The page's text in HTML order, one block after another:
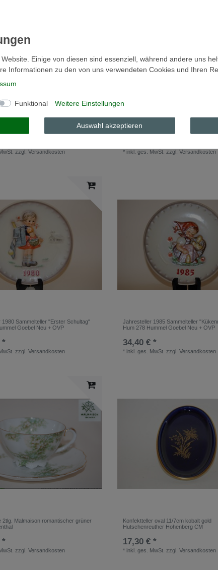
Töpfer Model aus dem 18.
zzgl.Versandkosten
Jahresteller 1975 Sammelteller "Fahrt
Weihnacht" Hum 268 Hummel Goebel
* inkl. ges. MwSt. zzgl.Versandkosten
1980 Sammelteller "Erster Schultag"
Goebel Neu + OVP
*
zzgl.Versandkosten
Jahresteller 1985 Sammelteller
Hum 278 Hummel Goebel Neu + OVP
34,40 € *
* inkl. ges. MwSt. zzgl.Versandkosten
2tlg. Malmaison romantischer grüner
*
zzgl.Versandkosten
Konfektteller oval 11/7cm kobalt gold
Hutschenreuther Hohenberg CM
17,30 € *
* inkl. ges. MwSt. zzgl.Versandkosten
Einige von diesen sind essenziell, während andere uns
Informationen zu den von uns verwendeten Cookies und Ihren
Funktional Weitere Einstellungen
Auswahl akzeptieren